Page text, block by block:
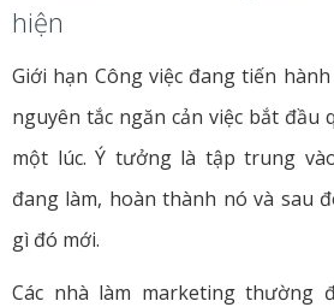
hiện
Giới hạn Công việc đang tiến
nguyên tắc ngăn cản việc bắt đầu
một lúc. Ý tưởng là tập trung
đang làm, hoàn thành nó và sau
gì đó mới.
Các nhà làm marketing thường